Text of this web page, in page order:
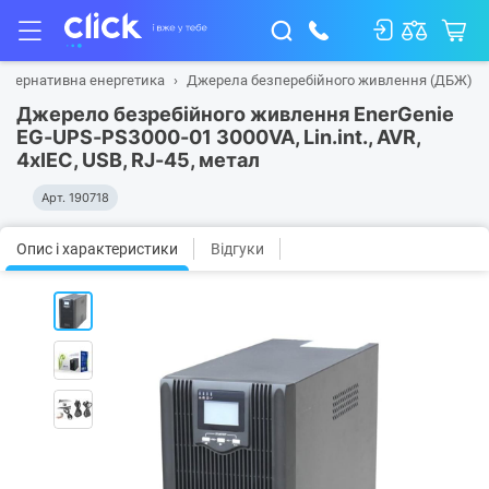
енергетика Джерела безперебійного живлення (ДБЖ)
Джерело безребійного живлення EnerGenie
EG-UPS-PS3000-01 3000VA, Lin.int., AVR,
4хIEC, USB, RJ-45, метал
Арт. 190718
Опис і характеристики Відгуки